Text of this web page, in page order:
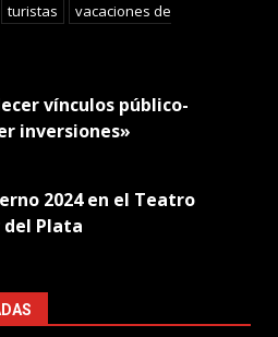
turistas
vacaciones de
vínculos público-
inversiones»
2024 en el Teatro
Plata